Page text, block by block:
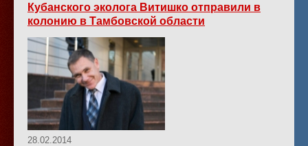
Кубанского эколога Витишко отправили в
колонию в Тамбовской области
28.02.2014